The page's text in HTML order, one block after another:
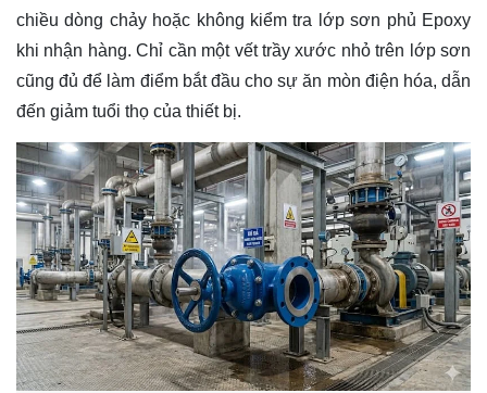
chiều dòng chảy hoặc không kiểm tra lớp sơn phủ Epoxy
khi nhận hàng. Chỉ cần một vết trầy xước nhỏ trên lớp sơn
cũng đủ để làm điểm bắt đầu cho sự ăn mòn điện hóa, dẫn
đến giảm tuổi thọ của thiết bị.